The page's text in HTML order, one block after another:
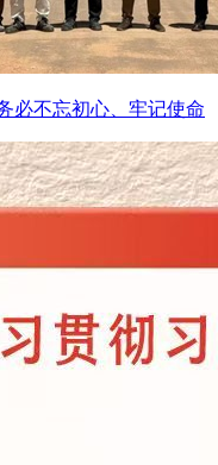
必不忘初心、牢记使命